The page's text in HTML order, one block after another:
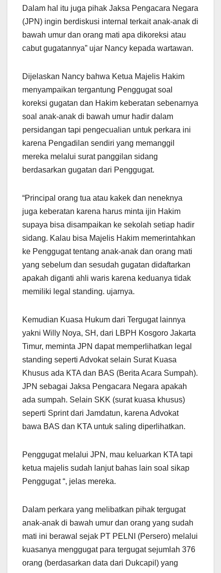
Dalam hal itu juga pihak Jaksa Pengacara Negara
(JPN) ingin berdiskusi internal terkait anak-anak di
bawah umur dan orang mati apa dikoreksi atau
cabut gugatannya” ujar Nancy kepada wartawan.
Dijelaskan Nancy bahwa Ketua Majelis Hakim
menyampaikan tergantung Penggugat soal
koreksi gugatan dan Hakim keberatan sebenarnya
soal anak-anak di bawah umur hadir dalam
persidangan tapi pengecualian untuk perkara ini
karena Pengadilan sendiri yang memanggil
mereka melalui surat panggilan sidang
berdasarkan gugatan dari Penggugat.
“Principal orang tua atau kakek dan neneknya
juga keberatan karena harus minta ijin Hakim
supaya bisa disampaikan ke sekolah setiap hadir
sidang. Kalau bisa Majelis Hakim memerintahkan
ke Penggugat tentang anak-anak dan orang mati
yang sebelum dan sesudah gugatan didaftarkan
apakah diganti ahli waris karena keduanya tidak
memiliki legal standing. ujarnya.
Kemudian Kuasa Hukum dari Tergugat lainnya
yakni Willy Noya, SH, dari LBPH Kosgoro Jakarta
Timur, meminta JPN dapat memperlihatkan legal
standing seperti Advokat selain Surat Kuasa
Khusus ada KTA dan BAS (Berita Acara Sumpah).
JPN sebagai Jaksa Pengacara Negara apakah
ada sumpah. Selain SKK (surat kuasa khusus)
seperti Sprint dari Jamdatun, karena Advokat
bawa BAS dan KTA untuk saling diperlihatkan.
Penggugat melalui JPN, mau keluarkan KTA tapi
ketua majelis sudah lanjut bahas lain soal sikap
Penggugat “, jelas mereka.
Dalam perkara yang melibatkan pihak tergugat
anak-anak di bawah umur dan orang yang sudah
mati ini berawal sejak PT PELNI (Persero) melalui
kuasanya menggugat para tergugat sejumlah 376
orang (berdasarkan data dari Dukcapil) yang